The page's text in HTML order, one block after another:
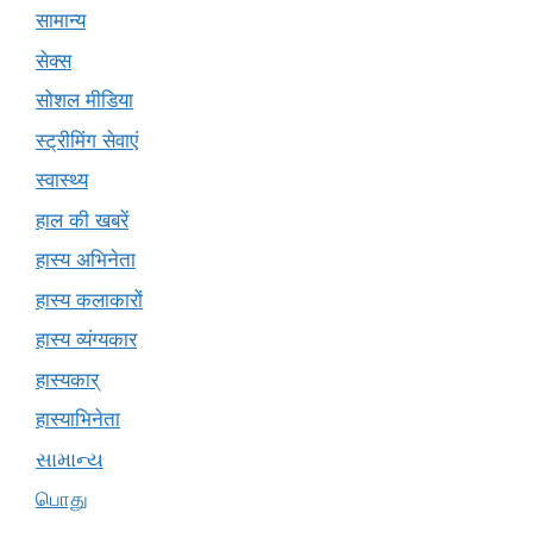
सामान्य
सेक्स
सोशल मीडिया
स्ट्रीमिंग सेवाएं
स्वास्थ्य
हाल की खबरें
हास्य अभिनेता
हास्य कलाकारों
हास्य व्यंग्यकार
हास्यकार्
हास्याभिनेता
સામાન્ય
பொது